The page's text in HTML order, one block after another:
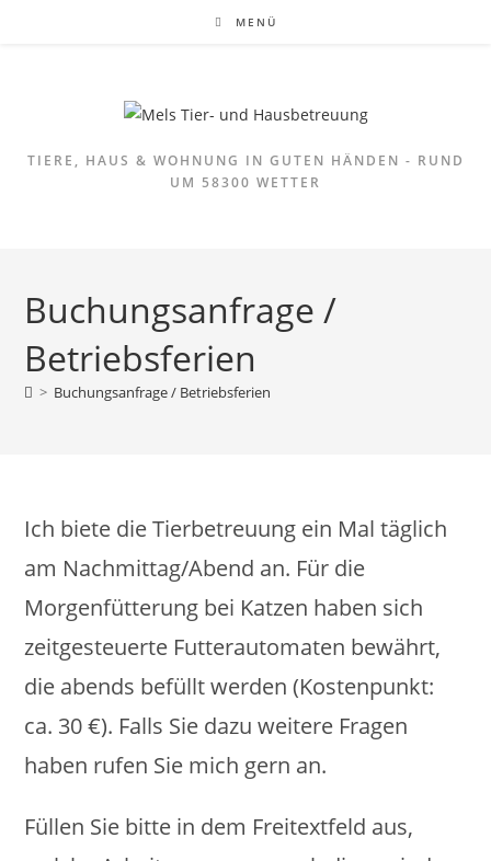
MENÜ
TIERE, HAUS & WOHNUNG IN GUTEN HÄNDEN - RUND
UM 58300 WETTER
Buchungsanfrage /
Betriebsferien
> Buchungsanfrage / Betriebsferien
Ich biete die Tierbetreuung ein Mal täglich
am Nachmittag/Abend an. Für die
Morgenfütterung bei Katzen haben sich
zeitgesteuerte Futterautomaten bewährt,
die abends befüllt werden (Kostenpunkt:
ca. 30 €). Falls Sie dazu weitere Fragen
haben rufen Sie mich gern an.
Füllen Sie bitte in dem Freitextfeld aus,